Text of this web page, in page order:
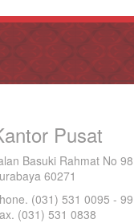
Pusat
Basuki Rahmat No
60271
(031) 531 0095 - 99
(031) 531 0838